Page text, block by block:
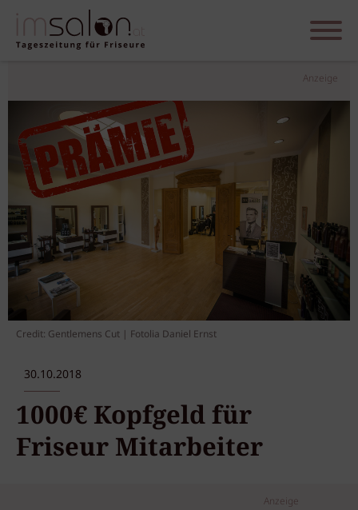
Anzeige
Credit: Gentlemens Cut | Fotolia Daniel Ernst
30.10.2018
1000€ Kopfgeld für
Friseur Mitarbeiter
Anzeige